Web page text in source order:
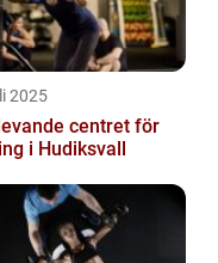
2025
centret för
i Hudiksvall